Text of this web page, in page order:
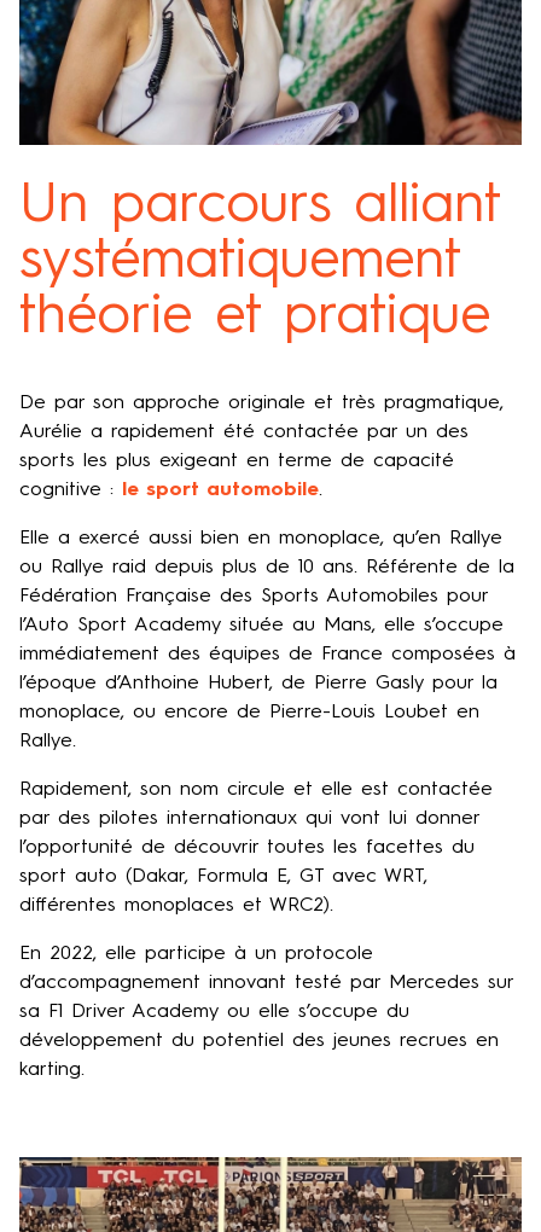
Un parcours alliant
systématiquement
théorie et pratique
De par son approche originale et très pragmatique,
Aurélie a rapidement été contactée par un des
sports les plus exigeant en terme de capacité
cognitive : le sport automobile.
Elle a exercé aussi bien en monoplace, qu’en Rallye
ou Rallye raid depuis plus de 10 ans. Référente de la
Fédération Française des Sports Automobiles pour
l’Auto Sport Academy située au Mans, elle s’occupe
immédiatement des équipes de France composées à
l’époque d’Anthoine Hubert, de Pierre Gasly pour la
monoplace, ou encore de Pierre-Louis Loubet en
Rallye.
Rapidement, son nom circule et elle est contactée
par des pilotes internationaux qui vont lui donner
l’opportunité de découvrir toutes les facettes du
sport auto (Dakar, Formula E, GT avec WRT,
différentes monoplaces et WRC2).
En 2022, elle participe à un protocole
d’accompagnement innovant testé par Mercedes sur
sa F1 Driver Academy ou elle s’occupe du
développement du potentiel des jeunes recrues en
karting.